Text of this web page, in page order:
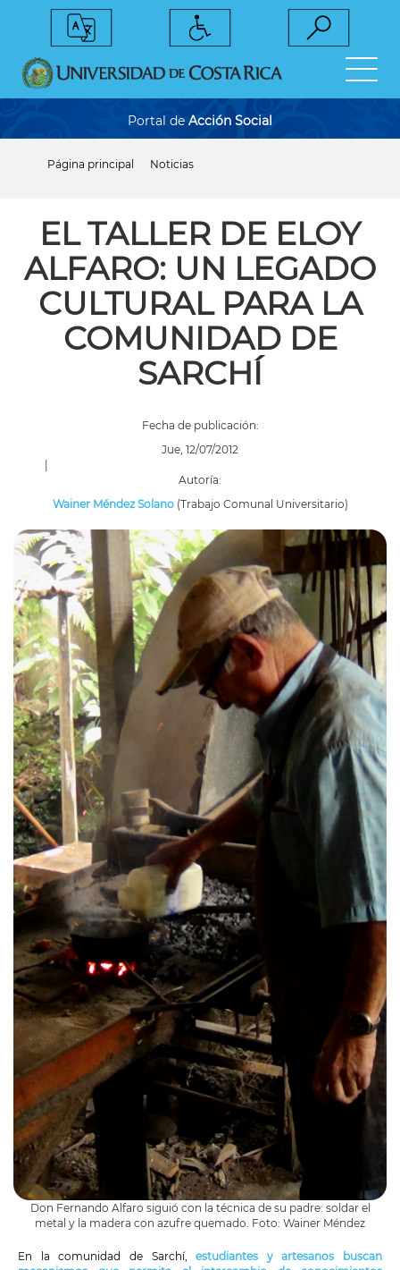
Portal de Acción Social
ayuda
navegación
Página principal Noticias
EL TALLER DE ELOY
ALFARO: UN LEGADO
CULTURAL PARA LA
COMUNIDAD DE
SARCHÍ
Fecha de publicación:
Jue, 12/07/2012
|
Autoría:
Wainer Méndez Solano(Trabajo Comunal Universitario)
Don Fernando Alfaro siguió con la técnica de su padre: soldar el
metal y la madera con azufre quemado. Foto: Wainer Méndez
En la comunidad de Sarchí,estudiantes y artesanos buscan